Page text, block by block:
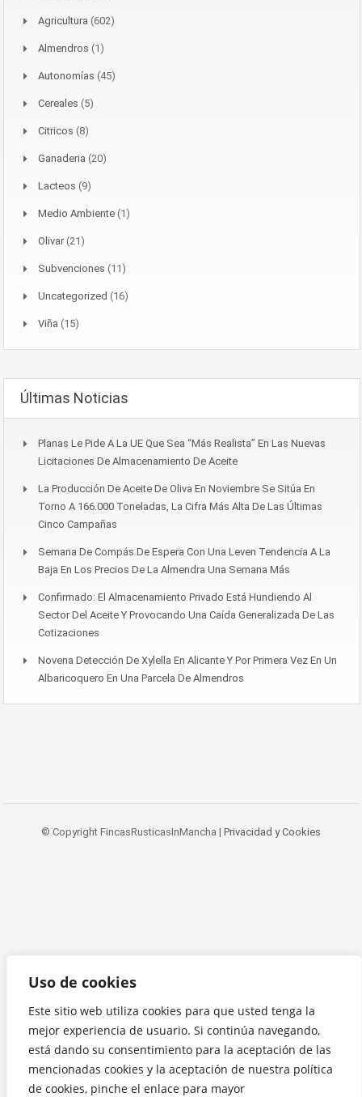
Uso de cookies
Este sitio web utiliza cookies para que usted tenga la
mejor experiencia de usuario. Si continúa navegando,
está dando su consentimiento para la aceptación de las
mencionadas cookies y la aceptación de nuestra política
de cookies, pinche el enlace para mayor
Agricultura (602)
Almendros (1)
Autonomías (45)
Cereales (5)
Citricos (8)
Ganaderia (20)
Lacteos (9)
Medio Ambiente (1)
Olivar(21)
Subvenciones (11)
Uncategorized (16)
Viña (15)
Últimas Noticias
Planas Le Pide A La UE Que Sea “más Realista” En Las Nuevas
Licitaciones De Almacenamiento De Aceite
La Producción De Aceite De Oliva En Noviembre Se Sitúa En
Torno A 166.000 Toneladas, La Cifra Más Alta De Las Últimas
Cinco Campañas
Semana De Compás De Espera Con Una Leven Tendencia A La
Baja En Los Precios De La Almendra Una Semana Más
Confirmado: El Almacenamiento Privado Está Hundiendo Al
Sector Del Aceite Y Provocando Una Caída Generalizada De Las
Cotizaciones
Novena Detección De Xylella En Alicante Y Por Primera Vez En Un
Albaricoquero En Una Parcela De Almendros
© Copyright FincasRusticasInMancha | Privacidad y Cookies